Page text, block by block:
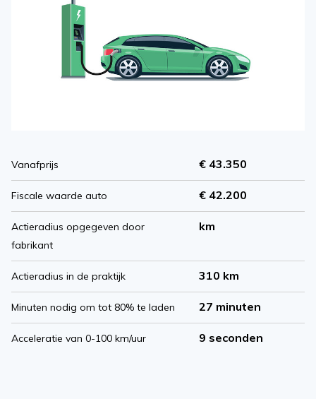
Vanafprijs € 43.350
Fiscale waarde auto € 42.200
Actieradius opgegeven door
fabrikant
km
Actieradius in de praktijk 310 km
Minuten nodig om tot 80% te laden 27 minuten
Acceleratie van 0-100 km/uur 9 seconden